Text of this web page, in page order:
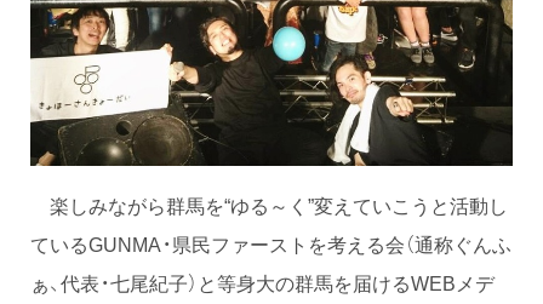
楽しみながら群馬を“ゆる～く”変えていこうと活動し
ているGUNMA・県民ファーストを考える会（通称ぐんふ
ぁ、代表・七尾紀子）と等身大の群馬を届けるWEBメデ